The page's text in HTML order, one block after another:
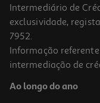
Mini Crackers La
11.96 €/Kg
Intermediário de
exclusividade,
7952.
Informação
intermediação de
Ao longo do ano